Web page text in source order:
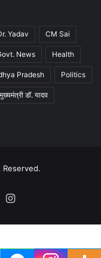
Yadav CM Sai
News Health
Pradesh Politics
मुख्यमंत्री डॉ. यादव
Instagram